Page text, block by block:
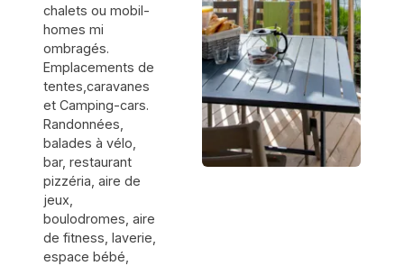
chalets ou mobil-
homes mi
ombragés.
Emplacements de
tentes,caravanes
et Camping-cars.
Randonnées,
balades à vélo,
bar, restaurant
pizzéria, aire de
jeux,
boulodromes, aire
de fitness, laverie,
espace bébé,